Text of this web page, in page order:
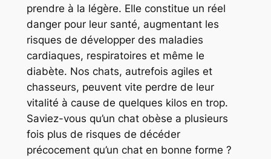
prendre à la légère. Elle constitue un réel
danger pour leur santé, augmentant les
risques de développer des maladies
cardiaques, respiratoires et même le
diabète. Nos chats, autrefois agiles et
chasseurs, peuvent vite perdre de leur
vitalité à cause de quelques kilos en trop.
Saviez-vous qu’un chat obèse a plusieurs
fois plus de risques de décéder
précocement qu’un chat en bonne forme ?